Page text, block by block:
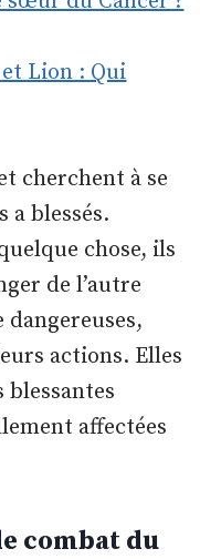
Lion : Qui
cherchent à se
a blessés.
chose, ils
de l’autre
actions. Elles
blessantes
affectées
combat du